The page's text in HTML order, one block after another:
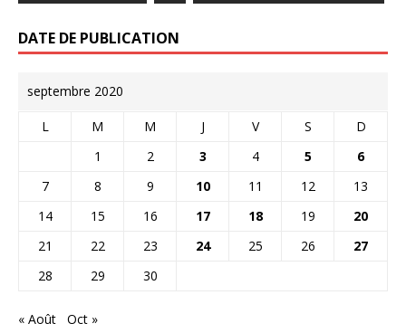
DATE DE PUBLICATION
septembre 2020
L M M J V S
D
1
2 3 4 5
6
7
8 9 10 11 12
13
14
15 16 17 18 19
20
21
22 23 24 25 26
27
28
29 30
« Août Oct »